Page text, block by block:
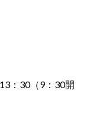
：30（9：30開